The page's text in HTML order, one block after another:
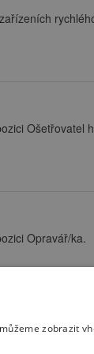
Ošetřovatel
Opravář/ka.
zobrazit